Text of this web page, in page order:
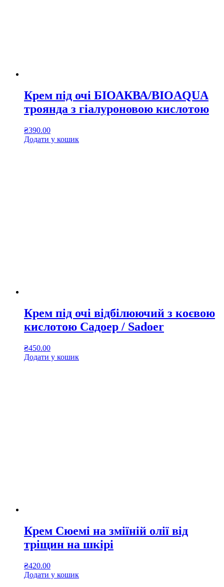
Крем під очі БІОАКВА/BIOAQUA
троянда з гіалуроновою кислотою
₴390.00
Додати у кошик
Крем під очі відбілюючий з коєвою
кислотою Садоер / Sadoer
₴450.00
Додати у кошик
Крем Сюемі на зміїній олії від
тріщин на шкірі
₴420.00
Додати у кошик